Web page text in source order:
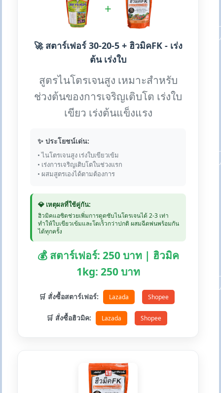
+
🚀 สตาร์เฟอร์ 30-20-5 + ฮิวมิคFK - เร่ง
ต้น เร่งใบ
สูตรไนโตรเจนสูง เหมาะสำหรับ
ช่วงต้นของการเจริญเติบโต เร่งใบ
เขียว เร่งต้นแข็งแรง
✨ ประโยชน์เด่น:
• ไนโตรเจนสูง เร่งใบเขียวเข้ม
• เร่งการเจริญเติบโตในช่วงแรก
• ผสมสูตรเองได้ตามต้องการ
💎 เหตุผลที่ใช้คู่กัน:
ฮิวมิคแอซิดช่วยเพิ่มการดูดซับไนโตรเจนได้ 2-3 เท่า
ทำให้ใบเขียวเข้มและโตเร็วกว่าปกติ ผสมฉีดพ่นพร้อมกัน
ได้ทุกครั้ง
💰 สตาร์เฟอร์: 250 บาท | ฮิวมิค
1kg: 250 บาท
🛒 สั่งซื้อสตาร์เฟอร์: Lazada Shopee
🛒 สั่งซื้อฮิวมิค: Lazada Shopee